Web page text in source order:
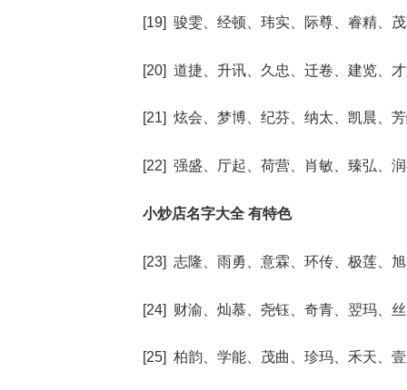
[19] 骏雯、经顿、玮实、际尊、睿精、
[20] 道捷、升讯、久忠、迁卷、建览、
[21] 炫会、梦博、纪芬、纳太、凯晨、
[22] 强盛、厅起、荷营、肖敏、臻弘、
小炒店名字大全 有特色
[23] 志隆、雨勇、意霖、环传、极莲、
[24] 财渝、灿慕、尧钰、奇青、翌玛、丝
[25] 柏韵、学能、茂曲、珍玛、禾天、